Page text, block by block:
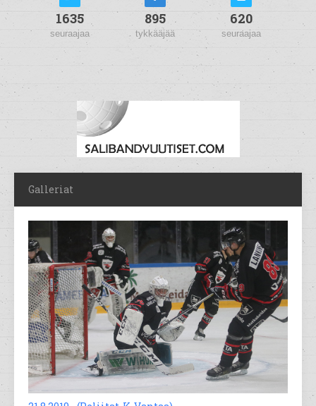
1635
seuraajaa
895
tykkääjää
620
seuraajaa
Galleriat